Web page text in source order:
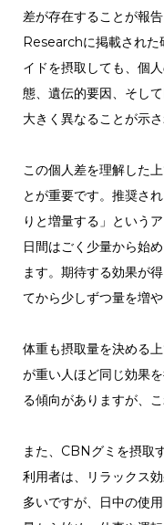
差が存在することが報
Researchに掲載された
イドを摂取しても、個
態、遺伝的要因、そし
大きく異なることが示さ
この個人差を理解した
とが重要です。推奨さ
りと増量する」という
日間はごく少量から始
ます。期待する効果が
てから少しずつ量を増や
体重も摂取量を決める
が重い人ほど同じ効果
る傾向がありますが、
また、CBNグミを摂取
利用者は、リラックス
多いですが、日中の使